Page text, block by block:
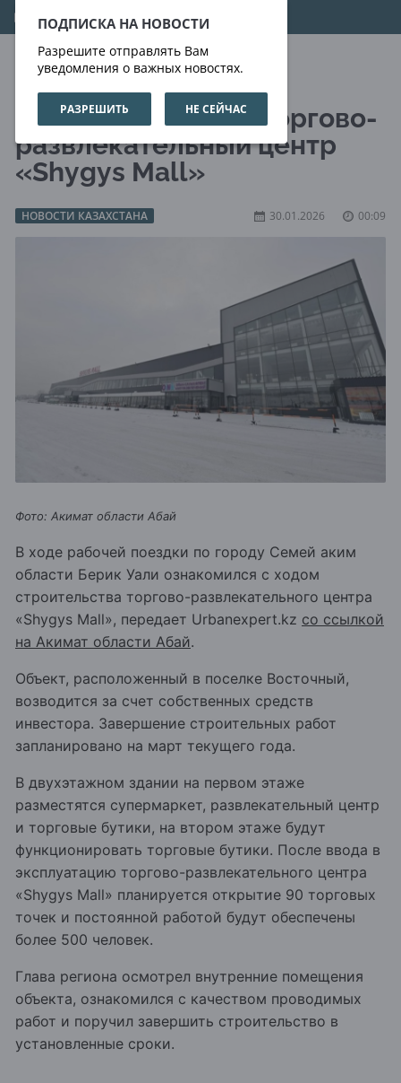
ПОДПИСКА НА НОВОСТИ
Разрешите отправлять Вам
уведомления о важных новостях.
РАЗРЕШИТЬ НЕ СЕЙЧАС
09.08.2026 07:54:52
В Семее строится торгово-
развлекательный центр
«Shygys Mall»
НОВОСТИ КАЗАХСТАНА 30.01.2026 00:09
Фото: Акимат области Абай
В ходе рабочей поездки по городу Семей аким
области Берик Уали ознакомился с ходом
строительства торгово-развлекательного центра
«Shygys Mall», передает Urbanexpert.kz со ссылкой
на Акимат области Абай.
Объект, расположенный в поселке Восточный,
возводится за счет собственных средств
инвестора. Завершение строительных работ
запланировано на март текущего года.
В двухэтажном здании на первом этаже
разместятся супермаркет, развлекательный центр
и торговые бутики, на втором этаже будут
функционировать торговые бутики. После ввода в
эксплуатацию торгово-развлекательного центра
«Shygys Mall» планируется открытие 90 торговых
точек и постоянной работой будут обеспечены
более 500 человек.
Глава региона осмотрел внутренние помещения
объекта, ознакомился с качеством проводимых
работ и поручил завершить строительство в
установленные сроки.